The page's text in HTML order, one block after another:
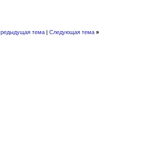
тема| Следующая тема »